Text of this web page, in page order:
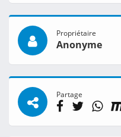
Propriétaire
Anonyme
Partage